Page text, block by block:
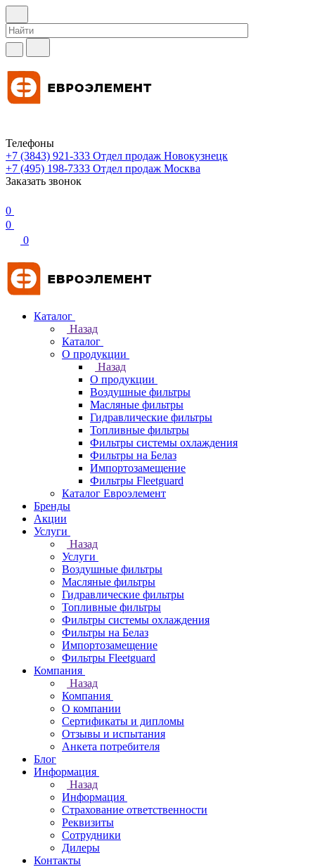
Телефоны
+7 (3843) 921-333 Отдел продаж Новокузнецк
+7 (495) 198-7333 Отдел продаж Москва
Заказать звонок
0
0
0
Каталог
Назад
Каталог
О продукции
Назад
О продукции
Воздушные фильтры
Масляные фильтры
Гидравлические фильтры
Топливные фильтры
Фильтры системы охлаждения
Фильтры на Белаз
Импортозамещение
Фильтры Fleetguard
Каталог Евроэлемент
Бренды
Акции
Услуги
Назад
Услуги
Воздушные фильтры
Масляные фильтры
Гидравлические фильтры
Топливные фильтры
Фильтры системы охлаждения
Фильтры на Белаз
Импортозамещение
Фильтры Fleetguard
Компания
Назад
Компания
О компании
Сертификаты и дипломы
Отзывы и испытания
Анкета потребителя
Блог
Информация
Назад
Информация
Страхование ответственности
Реквизиты
Сотрудники
Дилеры
Контакты